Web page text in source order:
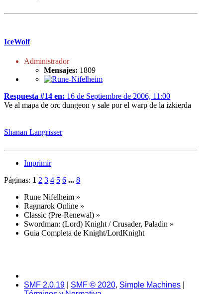
IceWolf
Administrador
Mensajes: 1809
Respuesta #14 en: 16 de Septiembre de 2006, 11:00
Ve al mapa de orc dungeon y sale por el warp de la izkierda
Shanan Langrisser
Imprimir
Páginas: 1 2 3 4 5 6 ... 8
Rune Nifelheim »
Ragnarok Online »
Classic (Pre-Renewal) »
Swordman: (Lord) Knight / Crusader, Paladin »
Guia Completa de Knight/LordKnight
SMF 2.0.19 SMF © 2020, Simple Machines